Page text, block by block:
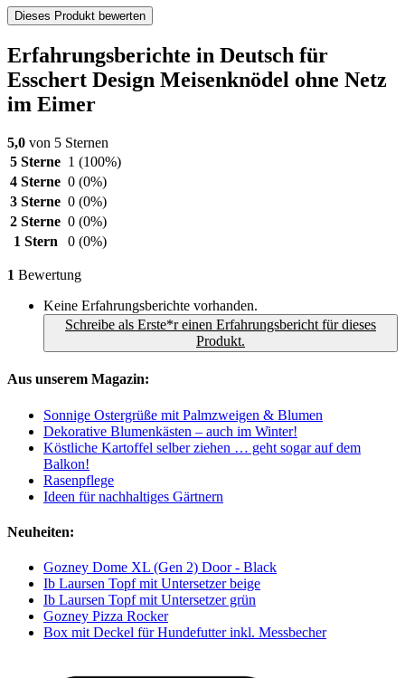
Dieses Produkt bewerten
Erfahrungsberichte in Deutsch für
Esschert Design Meisenknödel ohne Netz
im Eimer
5,0 von 5 Sternen
5 Sterne 1 (100%)
4 Sterne 0 (0%)
3 Sterne 0 (0%)
2 Sterne 0 (0%)
1 Stern
0 (0%)
1 Bewertung
Keine Erfahrungsberichte vorhanden.
Schreibe als Erste*r einen Erfahrungsbericht für dieses
Produkt.
Aus unserem Magazin:
Sonnige Ostergrüße mit Palmzweigen & Blumen
Dekorative Blumenkästen – auch im Winter!
Köstliche Kartoffel selber ziehen … geht sogar auf dem
Balkon!
Rasenpflege
Ideen für nachhaltiges Gärtnern
Neuheiten:
Gozney Dome XL (Gen 2) Door - Black
Ib Laursen Topf mit Untersetzer beige
Ib Laursen Topf mit Untersetzer grün
Gozney Pizza Rocker
Box mit Deckel für Hundefutter inkl. Messbecher